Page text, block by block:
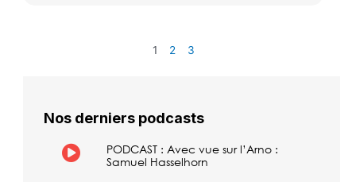
1 2 3
Nos derniers podcasts
PODCAST : Avec vue sur l’Arno :
Samuel Hasselhorn